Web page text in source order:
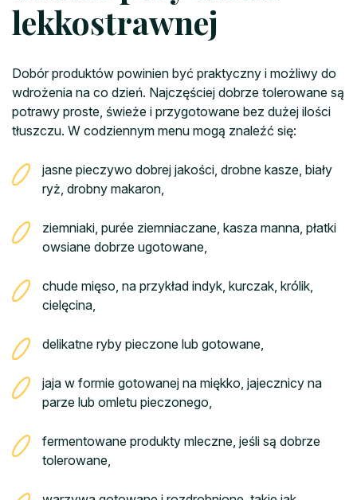
lekkostrawnej
Dobór produktów powinien być praktyczny i możliwy do
wdrożenia na co dzień. Najczęściej dobrze tolerowane są
potrawy proste, świeże i przygotowane bez dużej ilości
tłuszczu. W codziennym menu mogą znaleźć się:
jasne pieczywo dobrej jakości, drobne kasze, biały
ryż, drobny makaron,
ziemniaki, purée ziemniaczane, kasza manna, płatki
owsiane dobrze ugotowane,
chude mięso, na przykład indyk, kurczak, królik,
cielęcina,
delikatne ryby pieczone lub gotowane,
jaja w formie gotowanej na miękko, jajecznicy na
parze lub omletu pieczonego,
fermentowane produkty mleczne, jeśli są dobrze
tolerowane,